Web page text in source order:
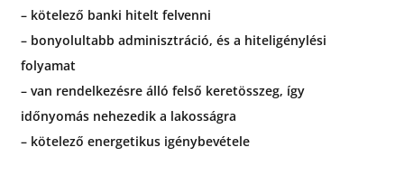
– kötelező banki hitelt felvenni
– bonyolultabb adminisztráció, és a hiteligénylési
folyamat
– van rendelkezésre álló felső keretösszeg, így
időnyomás nehezedik a lakosságra
– kötelező energetikus igénybevétele